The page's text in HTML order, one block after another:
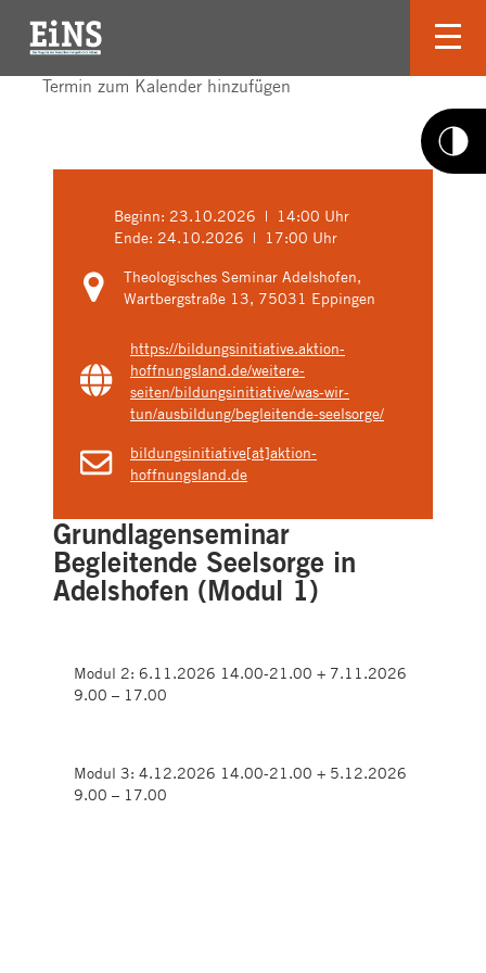
Termin zum Kalender hinzufügen
Beginn: 23.10.2026 | 14:00 Uhr
Ende: 24.10.2026 | 17:00 Uhr
Theologisches Seminar Adelshofen,
Wartbergstraße 13, 75031 Eppingen
https://bildungsinitiative.aktion-
hoffnungsland.de/weitere-
seiten/bildungsinitiative/was-wir-
tun/ausbildung/begleitende-seelsorge/
bildungsinitiative[at]aktion-
hoffnungsland.de
Grundlagenseminar
Begleitende Seelsorge in
Adelshofen (Modul 1)
Modul 2: 6.11.2026 14.00-21.00 + 7.11.2026
9.00 – 17.00
Modul 3: 4.12.2026 14.00-21.00 + 5.12.2026
9.00 – 17.00